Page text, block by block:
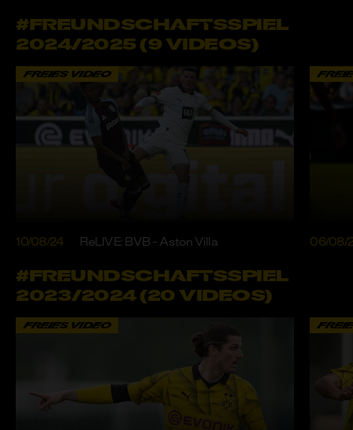
#FREUNDSCHAFTSSPIEL
2024/2025 (9 VIDEOS)
FREIES VIDEO
10/08/24 ReLIVE: BVB - Aston Villa 06/08/
#FREUNDSCHAFTSSPIEL
2023/2024 (20 VIDEOS)
FREIES VIDEO